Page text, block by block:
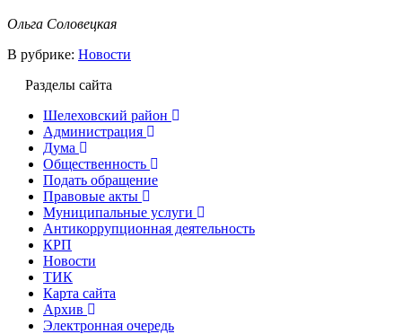
Ольга Соловецкая
В рубрике: Новости
Разделы сайта
Шелеховский район
Администрация
Дума
Общественность
Подать обращение
Правовые акты
Муниципальные услуги
Антикоррупционная деятельность
КРП
Новости
ТИК
Карта сайта
Архив
Электронная очередь